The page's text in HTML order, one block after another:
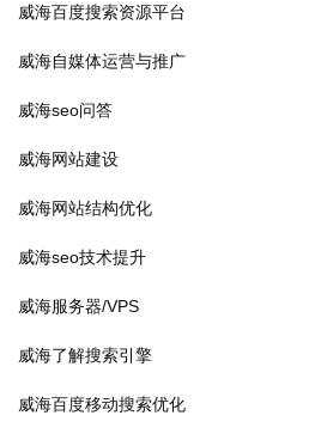
威海百度搜索资源平台
威海自媒体运营与推广
威海seo问答
威海网站建设
威海网站结构优化
威海seo技术提升
威海服务器/VPS
威海了解搜索引擎
威海百度移动搜索优化